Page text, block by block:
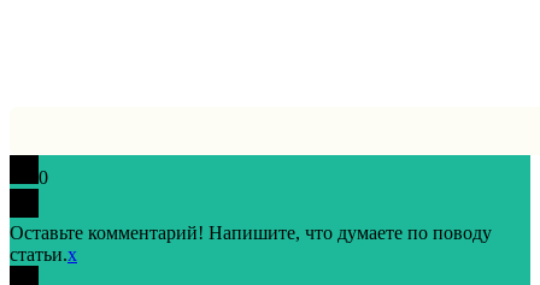
0
Оставьте комментарий! Напишите, что думаете по поводу
статьи.x